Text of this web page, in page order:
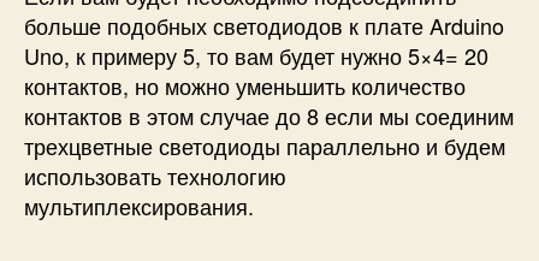
больше подобных светодиодов к плате Arduino
Uno, к примеру 5, то вам будет нужно 5×4= 20
контактов, но можно уменьшить количество
контактов в этом случае до 8 если мы соединим
трехцветные светодиоды параллельно и будем
использовать технологию
мультиплексирования.